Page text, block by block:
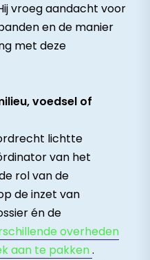
vroeg aandacht voor
en de manier
met deze
voedsel of
lichtte
van het
rol van de
de inzet van
én de
overheden
aan te pakken.